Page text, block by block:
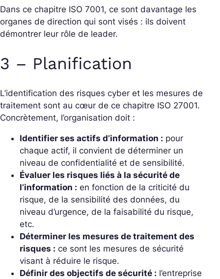
Dans ce chapitre ISO 7001, ce sont davantage les
organes de direction qui sont visés : ils doivent
démontrer leur rôle de leader.
3 – Planification
L’identification des risques cyber et les mesures de
traitement sont au cœur de ce chapitre ISO 27001.
Concrètement, l’organisation doit :
Identifier ses actifs d’information : pour
chaque actif, il convient de déterminer un
niveau de confidentialité et de sensibilité.
Évaluer les risques liés à la sécurité de
l’information : en fonction de la criticité du
risque, de la sensibilité des données, du
niveau d’urgence, de la faisabilité du risque,
etc.
Déterminer les mesures de traitement des
risques : ce sont les mesures de sécurité
visant à réduire le risque.
Définir des objectifs de sécurité : l’entreprise